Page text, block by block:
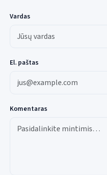
Vardas
El. paštas
Komentaras